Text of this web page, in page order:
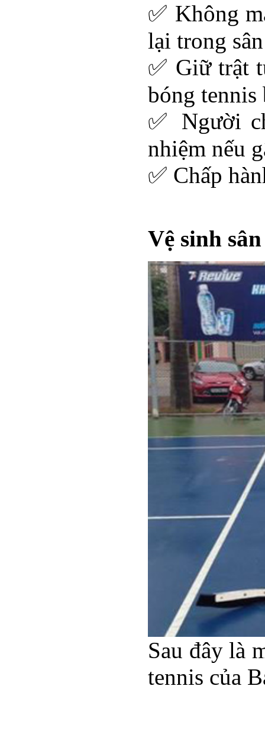
✅ Không
lại trong sân
✅ Giữ trật
bóng tennis
✅ Người
nhiệm nếu
✅ Chấp
Vệ sinh
Sau đây là
tennis của